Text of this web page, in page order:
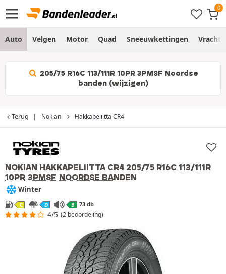
Auto Velgen Motor Quad Sneeuwkettingen
205/75 R16C 113/111R 10PR 3PMSF Noordse
banden (wijzigen)
Terug Nokian Hakkapeliitta CR4
NOKIAN HAKKAPELIITTA CR4 205/75 R16C 113/111R
10PR 3PMSF NOORDSE BANDEN
Winter
C D B 73 db
4/5 (2 beoordeling)